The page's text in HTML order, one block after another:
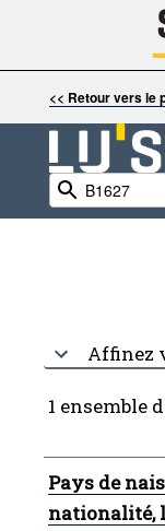
<< Retour vers le
Affinez
1 ensemble
Pays de
nationalité,